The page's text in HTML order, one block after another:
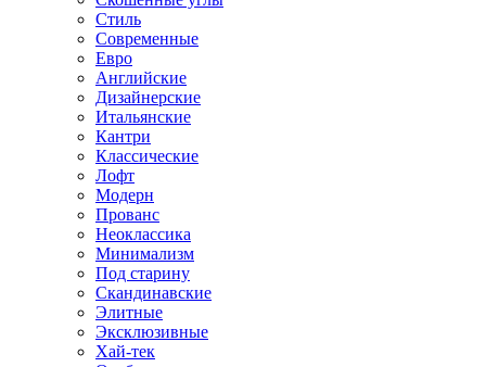
Стиль
Современные
Евро
Английские
Дизайнерские
Итальянские
Кантри
Классические
Лофт
Модерн
Прованс
Неоклассика
Минимализм
Под старину
Скандинавские
Элитные
Эксклюзивные
Хай-тек